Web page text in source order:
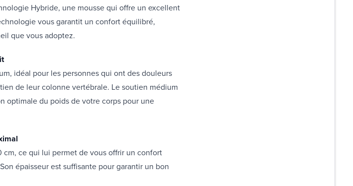
Hybride, une mousse qui offre un excellent
vous garantit un confort équilibré,
que vous adoptez.
idéal pour les personnes qui ont des douleurs
de leur colonne vertébrale. Le soutien médium
optimale du poids de votre corps pour une
cm, ce qui lui permet de vous offrir un confort
épaisseur est suffisante pour garantir un bon